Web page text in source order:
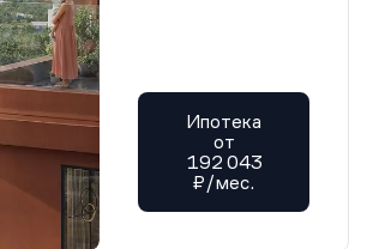
Ипотека
от
192 043
₽/мес.